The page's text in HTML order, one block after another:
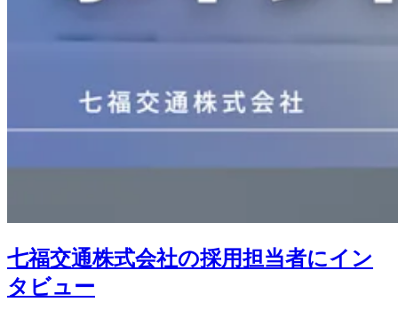
七福交通株式会社の採用担当者にイン
タビュー